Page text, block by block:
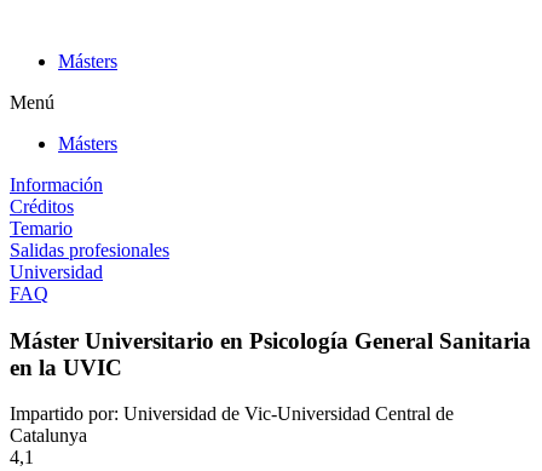
contenidoMásters
Menú
Másters
Información
Créditos
Temario
Salidas profesionales
Universidad
FAQ
Máster Universitario en Psicología General Sanitaria
en la UVIC
Impartido por: Universidad de Vic-Universidad Central de
Catalunya
4,1